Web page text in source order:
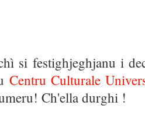
si festighjeghjanu i
Centru Culturale
Ch'ella durghi !